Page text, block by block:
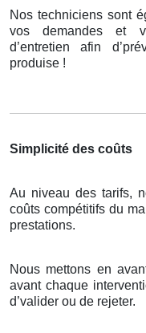
Nos techniciens sont
vos demandes et
d’entretien afin
produise !
Simplicité des coûts
Au niveau des tarifs,
coûts compétitifs du
prestations.
Nous mettons en
avant chaque
d’valider ou de rejeter.